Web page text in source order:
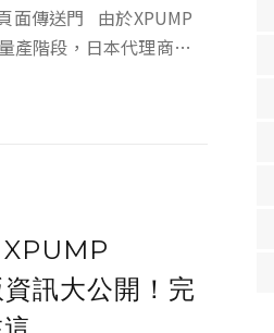
由於XPUMP
產階段，日本代理商又
釋出500台的XPUMP
XPUMP
訊大公開！完